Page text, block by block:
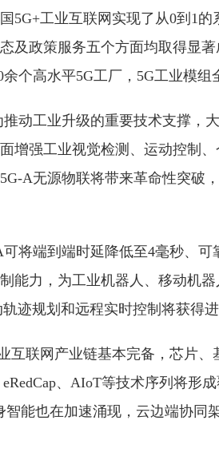
5G+工业互联网实现了从0到1
及政策服务五个方面均取得显
个高水平5G工厂，5G工业模组
动工业升级的重要技术支撑，
增强工业视觉检测、运动控制
A无源物联将带来革命性突破
将端到端时延降低至4毫秒、可
能力，为工业机器人、移动机
迹规划和远程实时控制将获得进
互联网产业链基本完备，芯片
、AIoT等技术序列将形
智能也在加速涌现，云边端协同